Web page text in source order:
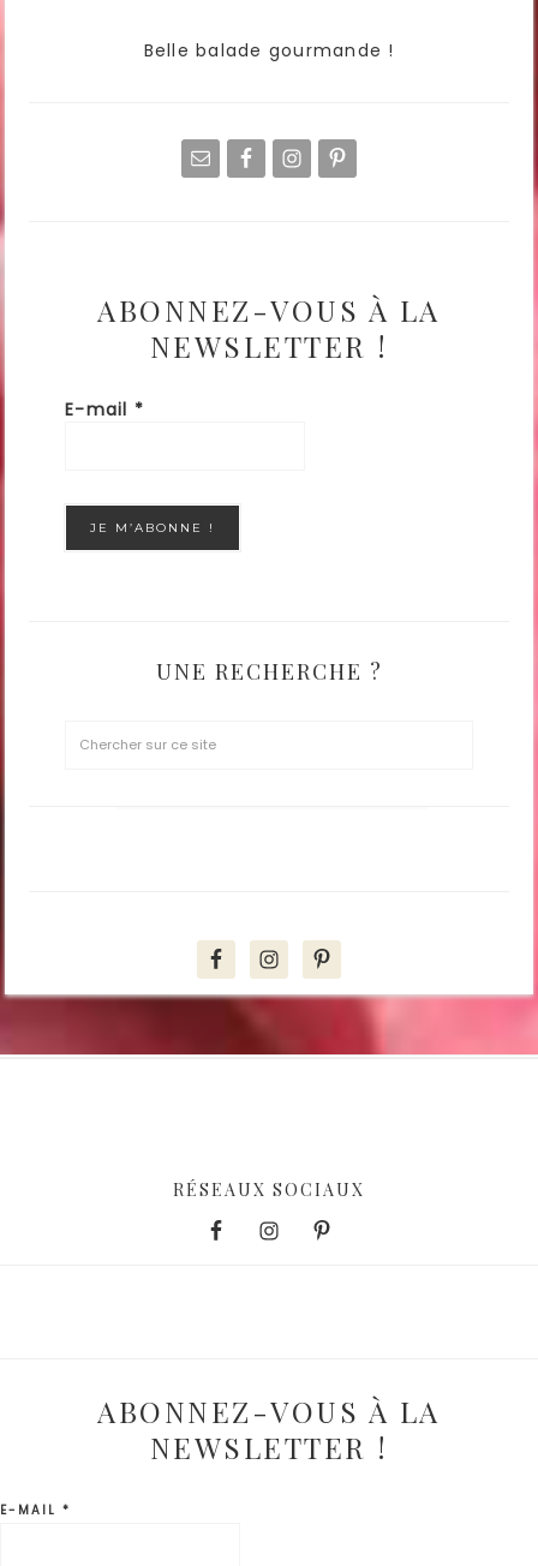
Belle balade gourmande !
ABONNEZ-VOUS À LA
NEWSLETTER !
E-mail *
UNE RECHERCHE ?
RÉSEAUX SOCIAUX
ABONNEZ-VOUS À LA
NEWSLETTER !
E-MAIL *